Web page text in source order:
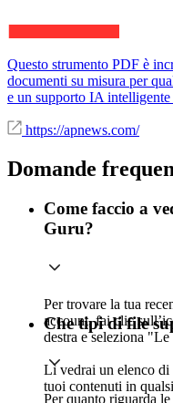
Questo strumento PDF è
documenti su misura per
e un supporto IA
https://apnews.com/
Domande
Come faccio a
Guru?
Per trovare la tua
account, fai clic
destra e seleziona
Lì vedrai un elenco di
tuoi contenuti in
Che tipi di file
Per quanto riguarda